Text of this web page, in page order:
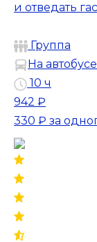
и отведать
Группа
На автобусе
10 ч
942 ₽
330 ₽ за